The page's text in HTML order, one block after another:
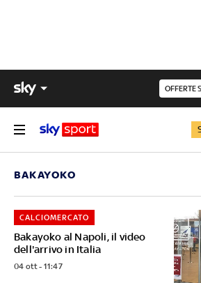
OFFERTE
BAKAYOKO
Bakayoko al Napoli, il video
dell'arrivo in Italia
CALCIOMERCATO
04 ott - 11:47